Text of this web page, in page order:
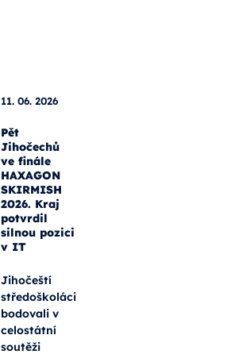
11. 06. 2026
Pět
Jihočechů
ve finále
HAXAGON
SKIRMISH
2026. Kraj
potvrdil
silnou pozici
v IT
Jihočeští
středoškoláci
bodovali v
celostátní
soutěži